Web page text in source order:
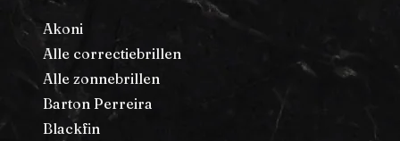
Akoni
Alle correctiebrillen
Alle zonnebrillen
Barton Perreira
Blackfin